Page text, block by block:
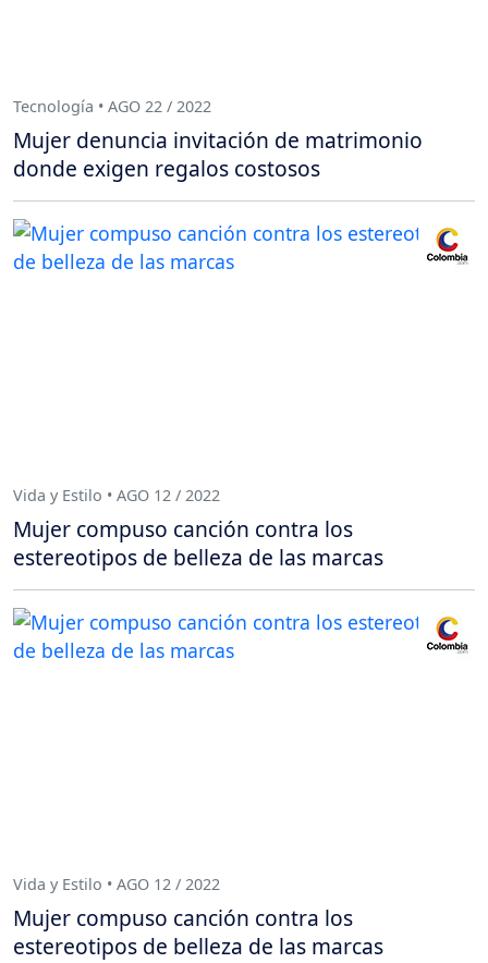
Tecnología • AGO 22 / 2022
Mujer denuncia invitación de matrimonio
donde exigen regalos costosos
Vida y Estilo • AGO 12 / 2022
Mujer compuso canción contra los
estereotipos de belleza de las marcas
Vida y Estilo • AGO 12 / 2022
Mujer compuso canción contra los
estereotipos de belleza de las marcas